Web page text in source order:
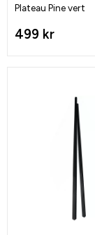
Plateau Pine vert
499 kr